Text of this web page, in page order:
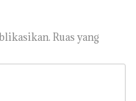
Ruas yang